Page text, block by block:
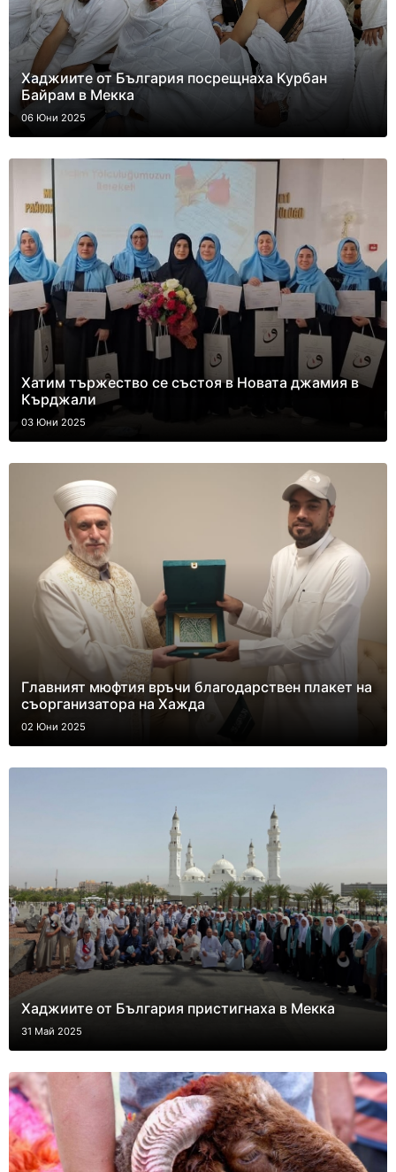
Хаджиите от България посрещнаха Курбан
Байрам в Мекка
06 Юни 2025
Хатим тържество се състоя в Новата джамия в
Кърджали
03 Юни 2025
Главният мюфтия връчи благодарствен плакет на
съорганизатора на Хажда
02 Юни 2025
Хаджиите от България пристигнаха в Мекка
31 Май 2025